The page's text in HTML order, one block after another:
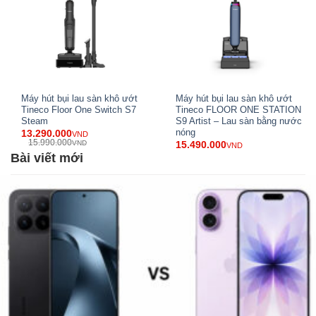
Màn hình LCD thông minh
hoạt động.
Đế sạc gắn tường tiện lợi
, tiết kiệm không gian và dễ
Thiết kế mới và nổi bật – Dấu ấn của công
Máy hút bụi lau sàn khô ướt
Tineco Floor One Switch S7
Steam
13.290.000VND
15.990.000VND
Máy hút bụi lau sàn khô ướt
Tineco FLOOR ONE STATION
S9 Artist – Lau sàn bằng nước
nóng
15.490.000VND
Bài viết mới